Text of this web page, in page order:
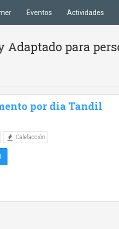
Eventos Actividades
para
por dia Tandil
Calefacción